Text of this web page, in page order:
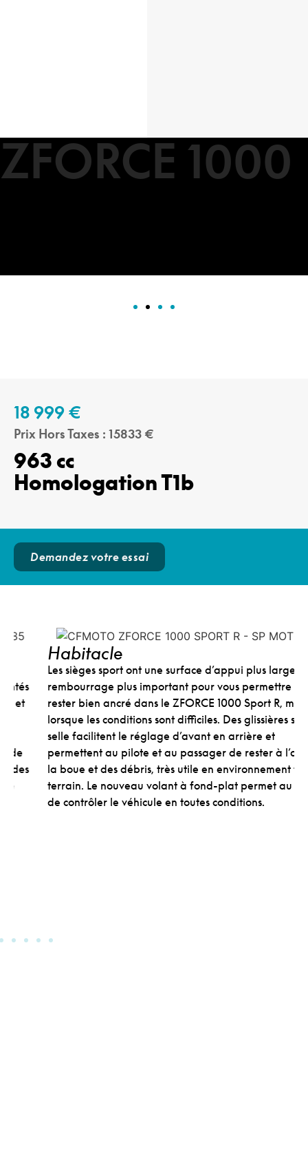
ZFORCE 1000
18 999 €
15833
963 cc
Homologation T1b
Demandez votre essai
Habitacle
Les sièges sport ont une surface d’appui plus large et un
rembourrage plus important pour vous permettre de
rester bien ancré dans le ZFORCE 1000 Sport R, même
lorsque les conditions sont difficiles. Des glissières sous la
selle facilitent le réglage d’avant en arrière et
permettent au pilote et au passager de rester à l’abri de
la boue et des débris, très utile en environnement tout-
terrain. Le nouveau volant à fond-plat permet au pilote
de contrôler le véhicule en toutes conditions.